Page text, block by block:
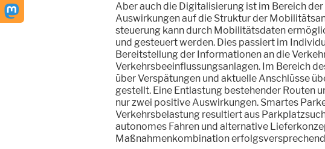
Aber auch die Digitalisierung ist im Bereich
Auswirkungen auf die Struktur der
steuerung kann durch Mobilitätsdaten
und gesteuert werden. Dies passiert im
Bereitstellung der Informationen an die
Verkehrsbeeinflussungsanlagen. Im Bereich
über Verspätungen und aktuelle Anschlüsse
gestellt. Eine Entlastung bestehender Routen
nur zwei positive Auswirkungen. Smartes
Verkehrsbelastung resultiert aus
autonomes Fahren und alternative
Maßnahmenkombination